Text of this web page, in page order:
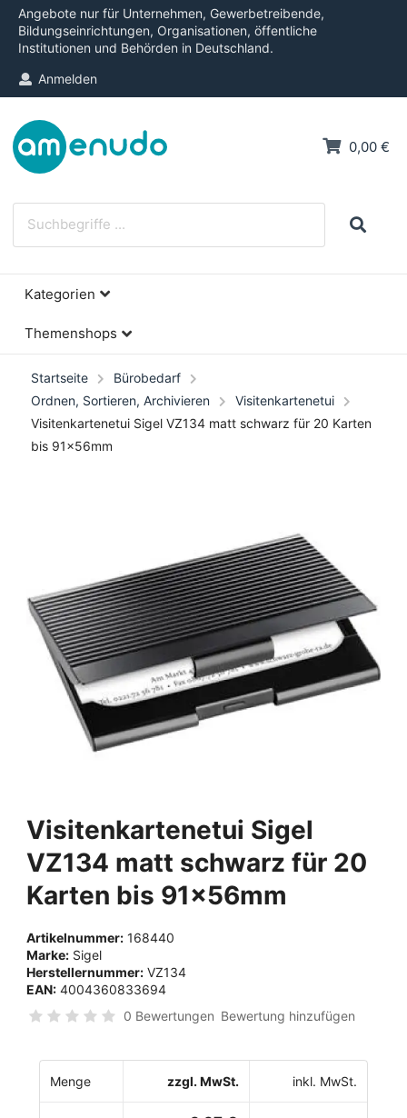
Angebote nur für Unternehmen, Gewerbetreibende,
Bildungseinrichtungen, Organisationen, öffentliche
Institutionen und Behörden in Deutschland.
Anmelden
0,00 €
Kategorien
Themenshops
Startseite
Bürobedarf
Ordnen, Sortieren, Archivieren
Visitenkartenetui
Visitenkartenetui Sigel VZ134 matt schwarz für 20 Karten
bis 91x56mm
Visitenkartenetui Sigel
VZ134 matt schwarz für 20
Karten bis 91x56mm
Artikelnummer: 168440
Marke: Sigel
Herstellernummer: VZ134
EAN: 4004360833694
0 Bewertungen Bewertung hinzufügen
Menge zzgl. MwSt. inkl. MwSt.